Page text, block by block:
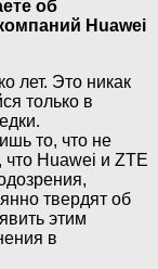
об
Huawei
лет. Это никак
только в
то, что не
что Huawei и ZTE
твердят об
этим
в